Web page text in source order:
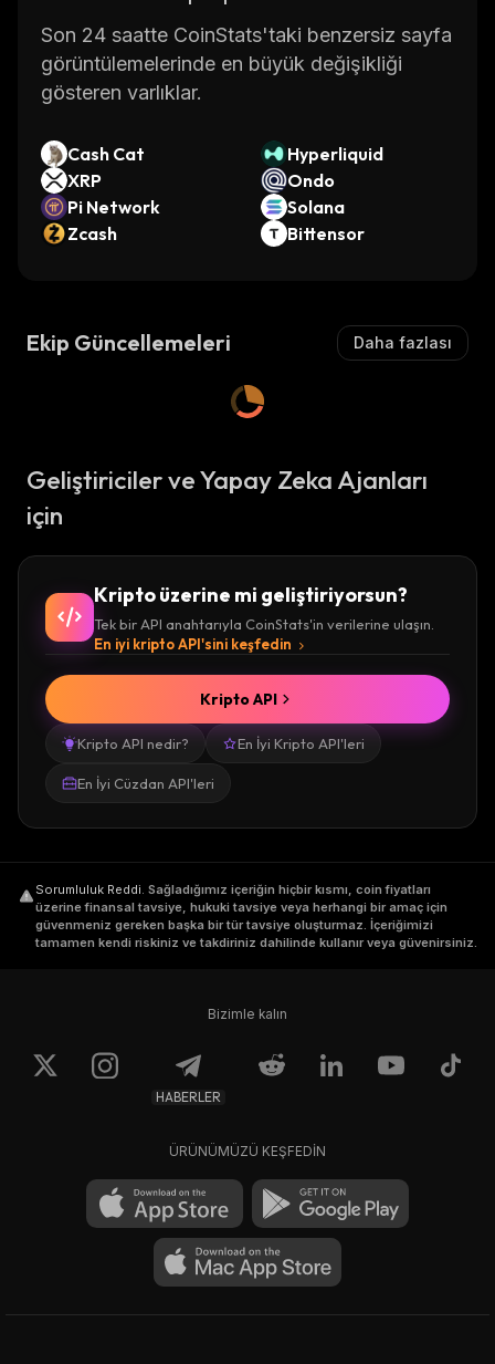
Son 24 saatte CoinStats'taki benzersiz sayfa
görüntülemelerinde en büyük değişikliği
gösteren varlıklar.
Cash Cat
Hyperliquid
XRP
Ondo
Pi Network
Solana
Zcash
Bittensor
Ekip Güncellemeleri Daha fazlası
Geliştiriciler ve Yapay Zeka Ajanları
için
Kripto üzerine mi geliştiriyorsun?
Tek bir API anahtarıyla CoinStats'in verilerine ulaşın.
En iyi kripto API'sini keşfedin
Kripto API nedir? En İyi Kripto API'leri
En İyi Cüzdan API'leri
Kripto API
Sorumluluk Reddi. Sağladığımız içeriğin hiçbir kısmı, coin fiyatları
üzerine finansal tavsiye, hukuki tavsiye veya herhangi bir amaç için
güvenmeniz gereken başka bir tür tavsiye oluşturmaz. İçeriğimizi
tamamen kendi riskiniz ve takdiriniz dahilinde kullanır veya güvenirsiniz.
Bizimle kalın
HABERLER
ÜRÜNÜMÜZÜ KEŞFEDİN